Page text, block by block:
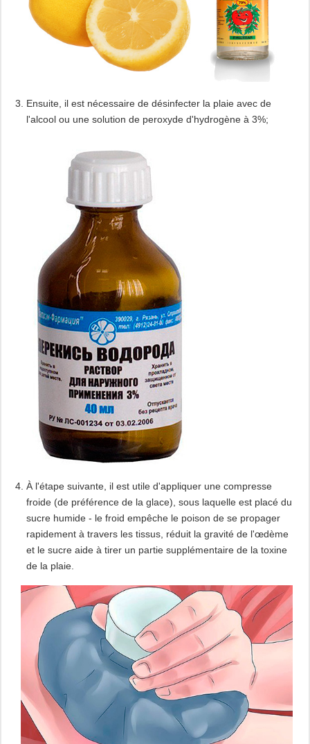
Ensuite, il est nécessaire de désinfecter la plaie avec de
l'alcool ou une solution de peroxyde d'hydrogène à 3%;
À l'étape suivante, il est utile d'appliquer une compresse
froide (de préférence de la glace), sous laquelle est placé du
sucre humide - le froid empêche le poison de se propager
rapidement à travers les tissus, réduit la gravité de l'œdème
et le sucre aide à tirer un partie supplémentaire de la toxine
de la plaie.